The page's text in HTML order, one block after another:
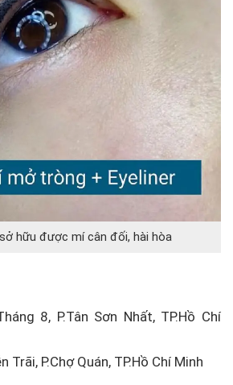
hữu được mí cân đối, hài hòa
áng 8, P.Tân Sơn Nhất, TP.Hồ Chí
Trãi, P.Chợ Quán, TP.Hồ Chí Minh